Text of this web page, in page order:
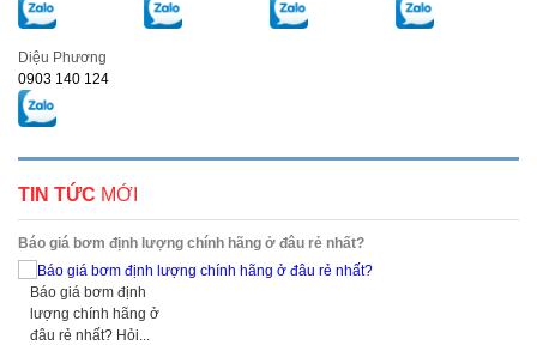
Diệu Phương
0903 140 124
TIN TỨC MỚI
Báo giá bơm định lượng chính hãng ở đâu rẻ nhất?
Báo giá bơm định
lượng chính hãng ở
đâu rẻ nhất? Hỏi...